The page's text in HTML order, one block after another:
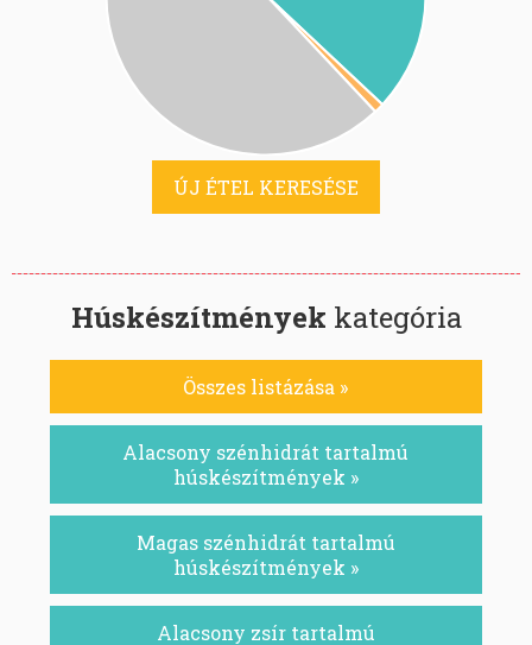
ÚJ ÉTEL KERESÉSE
Húskészítmények kategória
Összes listázása »
Alacsony szénhidrát tartalmú
húskészítmények »
Magas szénhidrát tartalmú
húskészítmények »
Alacsony zsír tartalmú